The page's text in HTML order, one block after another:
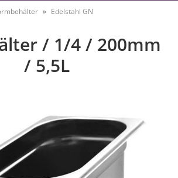
Edelstahl GN
/ 1/4 / 200mm
/ 5,5L